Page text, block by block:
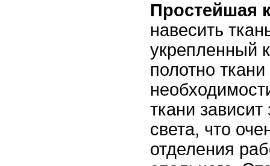
Простейшая
навесить
укрепленный
полотно
ткани
света, что
отделения